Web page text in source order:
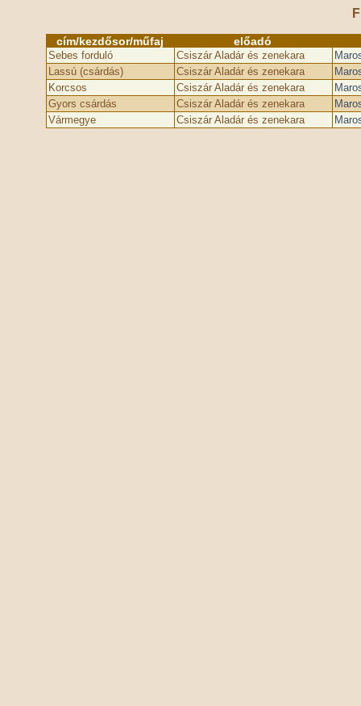
cím/kezdősor/műfaj előadó
Sebes forduló Csiszár Aladár és zenekara
Lassú (csárdás)
Csiszár Aladár és zenekara
Korcsos
Csiszár Aladár és zenekara
Gyors csárdás
Csiszár Aladár és zenekara
Vármegye
Csiszár Aladár és zenekara